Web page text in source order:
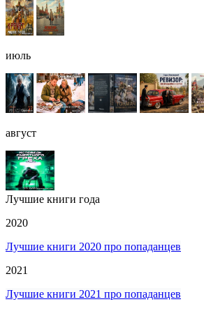
июль
август
Лучшие книги года
2020
Лучшие книги 2020 про попаданцев
2021
Лучшие книги 2021 про попаданцев